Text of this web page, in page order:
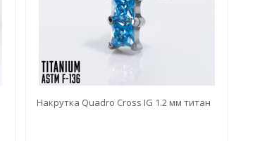
Накрутка Quadro Cross IG 1.2 мм титан